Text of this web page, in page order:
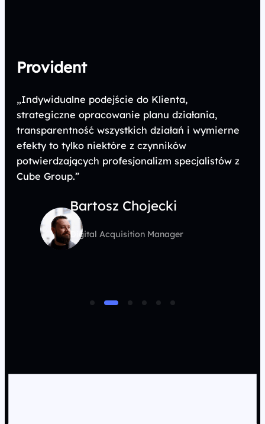
Provident
„Indywidualne podejście do Klienta,
strategiczne opracowanie planu działania,
transparentność wszystkich działań i wymierne
efekty to tylko niektóre z czynników
potwierdzających profesjonalizm specjalistów z
Cube Group.”
Bartosz Chojecki
Digital Acquisition Manager